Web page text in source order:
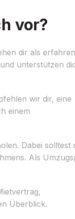
vor?
dir als
unterstützen
wir dir, eine
einem
Dabei solltest
Als
Überblick.